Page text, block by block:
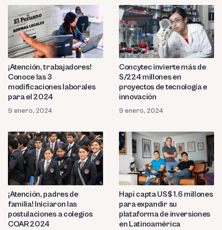
¡Atención, trabajadores!
Conoce las 3
modificaciones laborales
para el 2024
9 enero, 2024
Concytec invierte más de
S/224 millones en
proyectos de tecnología e
innovación
9 enero, 2024
¡Atención, padres de
familia! Iniciaron las
postulaciones a colegios
COAR 2024
Hapi capta US$ 1.6 millones
para expandir su
plataforma de inversiones
en Latinoamérica